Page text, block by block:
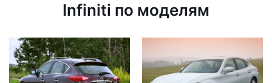
Infiniti по моделям